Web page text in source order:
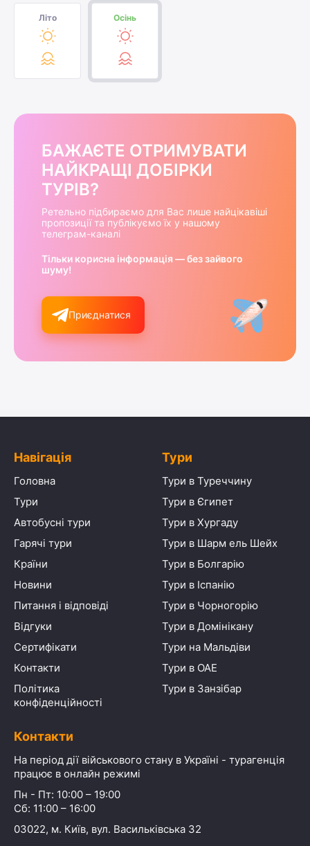
Літо Осінь
БАЖАЄТЕ ОТРИМУВАТИ
НАЙКРАЩІ ДОБІРКИ
ТУРІВ?
Ретельно підбираємо для Вас лише найцікавіші
пропозиції та публікуємо їх у нашому
телеграм-каналі
Тільки корисна інформація — без зайвого
шуму!
Приєднатися
Навігація
Головна
Тури
Автобусні тури
Гарячі тури
Країни
Новини
Питання і відповіді
Відгуки
Сертифікати
Контакти
Політика
конфіденційності
Тури
Тури в Туреччину
Тури в Єгипет
Тури в Хургаду
Тури в Шарм ель Шейх
Тури в Болгарію
Тури в Іспанію
Тури в Чорногорію
Тури в Домінікану
Тури на Мальдіви
Тури в ОАЕ
Тури в Занзібар
Контакти
На період дії військового стану в Україні - турагенція
працює в онлайн режимі
Пн - Пт: 10:00 – 19:00
Сб: 11:00 – 16:00
03022, м. Київ, вул. Васильківська 32